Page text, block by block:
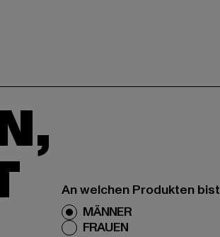
An welchen Produkten
MÄNNER
FRAUEN